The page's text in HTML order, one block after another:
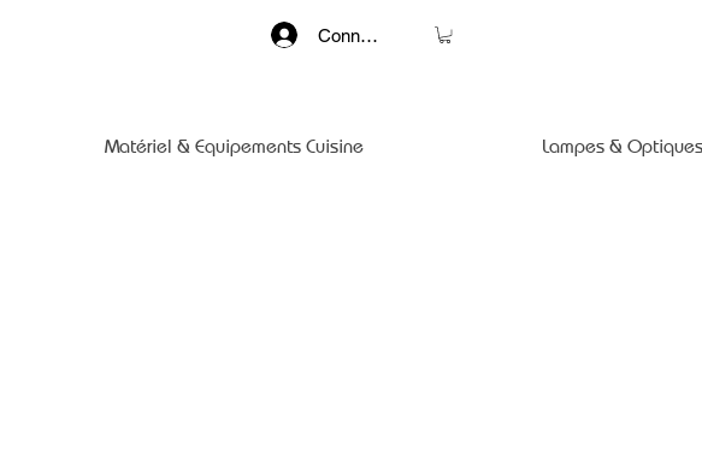
Connexion
Matériel & Equipements Cuisine Lampes &